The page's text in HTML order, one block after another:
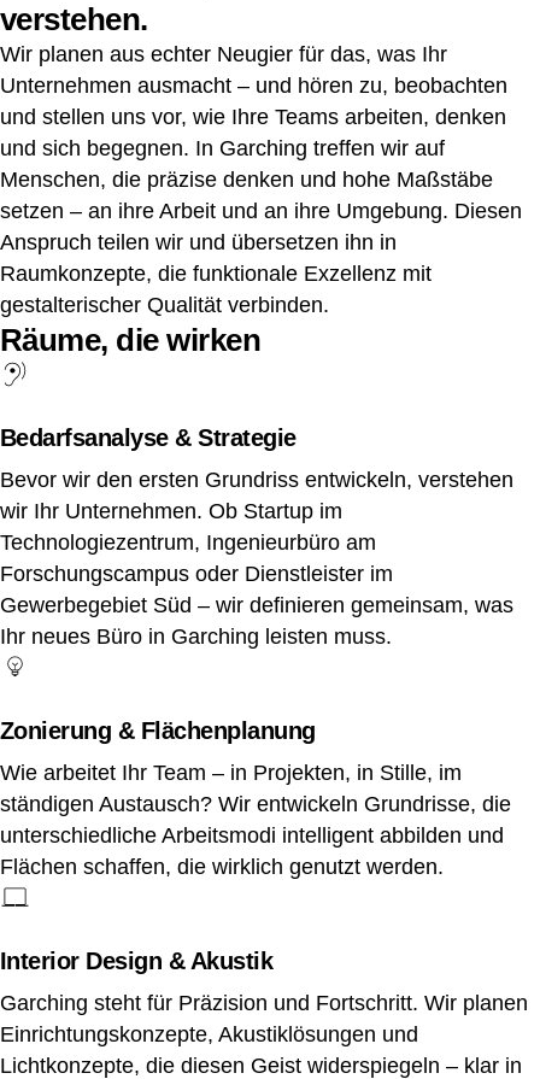
verstehen.
Wir planen aus echter Neugier für das, was Ihr
Unternehmen ausmacht – und hören zu, beobachten
und stellen uns vor, wie Ihre Teams arbeiten, denken
und sich begegnen. In Garching treffen wir auf
Menschen, die präzise denken und hohe Maßstäbe
setzen – an ihre Arbeit und an ihre Umgebung. Diesen
Anspruch teilen wir und übersetzen ihn in
Raumkonzepte, die funktionale Exzellenz mit
gestalterischer Qualität verbinden.
Räume, die wirken
Bedarfsanalyse & Strategie
Bevor wir den ersten Grundriss entwickeln, verstehen
wir Ihr Unternehmen. Ob Startup im
Technologiezentrum, Ingenieurbüro am
Forschungscampus oder Dienstleister im
Gewerbegebiet Süd – wir definieren gemeinsam, was
Ihr neues Büro in Garching leisten muss.
Zonierung & Flächenplanung
Wie arbeitet Ihr Team – in Projekten, in Stille, im
ständigen Austausch? Wir entwickeln Grundrisse, die
unterschiedliche Arbeitsmodi intelligent abbilden und
Flächen schaffen, die wirklich genutzt werden.
Interior Design & Akustik
Garching steht für Präzision und Fortschritt. Wir planen
Einrichtungskonzepte, Akustiklösungen und
Lichtkonzepte, die diesen Geist widerspiegeln – klar in